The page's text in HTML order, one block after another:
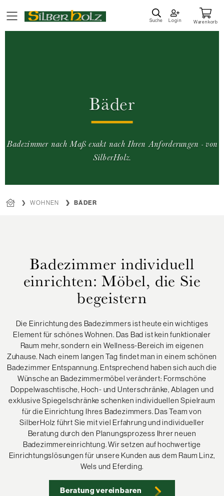
zum
Inhalt
Suche Login Warenkorb
Bäder
Badezimmer nach Maß exakt nach Ihren Anforderungen - von
SilberHolz.
WOHNEN BÄDER
Badezimmer individuell
einrichten: Möbel, die Sie
begeistern
Die Einrichtung des Badezimmers ist heute ein wichtiges
Element für schönes Wohnen. Das Bad ist kein funktionaler
Raum mehr, sondern ein Wellness-Bereich im eigenen
Zuhause. Nach einem langen Tag findet man in einem schönen
Badezimmer Entspannung. Entsprechend haben sich auch die
Wünsche an Badezimmermöbel verändert: Formschöne
Doppelwaschtische, Hoch- und Unterschränke, Ablagen und
exklusive Spiegelschränke schenken individuellen Spielraum
für die Einrichtung Ihres Badezimmers. Das Team von
SilberHolz führt Sie mit viel Erfahrung und individueller
Beratung durch den Planungsprozess Ihrer neuen
Badezimmereinrichtung. Wir setzen auf hochwertige
Einrichtungslösungen für unsere Kunden aus dem Raum Linz,
Wels und Eferding.
Beratung vereinbaren